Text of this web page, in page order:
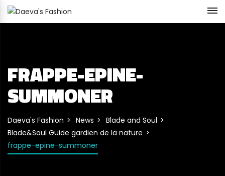
FRAPPE-EPINE-
SUMMONER
Daeva's Fashion News
Blade and Soul
Blade&Soul Guide gardien de la nature
frappe-epine-summoner